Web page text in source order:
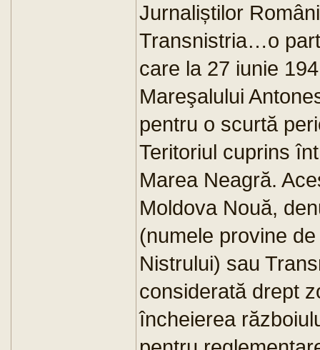
Jurnaliștilor
Transnistria…o
care la 27 iunie
Mareşalului
pentru o scurtă
Teritoriul cuprins
Marea Neagră.
Moldova Nouă,
(numele provine
Nistrului) sau
considerată drept
încheierea